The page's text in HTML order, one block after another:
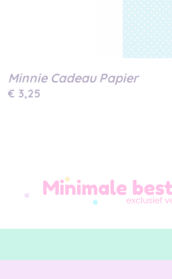
Minnie Cadeau Papier
€ 3,25